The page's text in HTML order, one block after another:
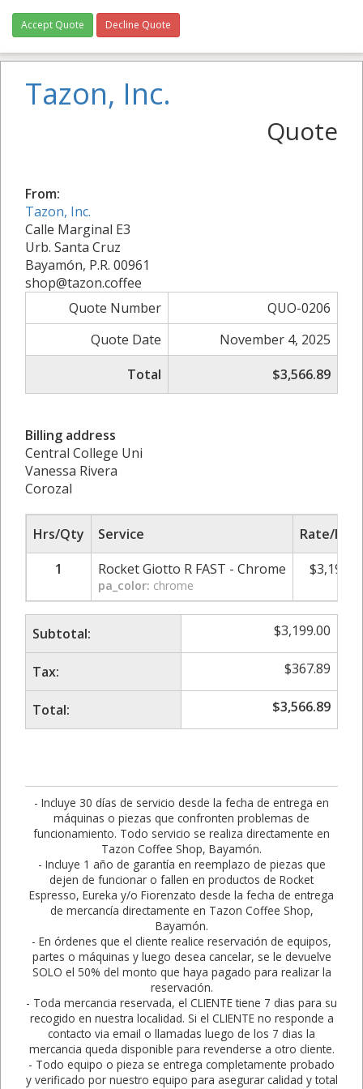
Accept Quote Decline Quote
Tazon, Inc.
Quote
From:
Tazon, Inc.
Calle Marginal E3
Urb. Santa Cruz
Bayamón, P.R. 00961
shop@tazon.coffee
Quote Number
QUO-0206
Quote Date
November 4, 2025
Total
$3,566.89
Billing address
Central College Uni
Vanessa Rivera
Corozal
Hrs/Qty Service
Rate/
1
Rocket Giotto R FAST - Chrome
pa_color: chrome
$
Subtotal: $3,199.00
Tax: $367.89
Total: $3,566.89
- Incluye 30 días de servicio desde la fecha de entrega en
máquinas o piezas que confronten problemas de
funcionamiento. Todo servicio se realiza directamente en
Tazon Coffee Shop, Bayamón.
- Incluye 1 año de garantía en reemplazo de piezas que
dejen de funcionar o fallen en productos de Rocket
Espresso, Eureka y/o Fiorenzato desde la fecha de entrega
de mercancía directamente en Tazon Coffee Shop,
Bayamón.
- En órdenes que el cliente realice reservación de equipos,
partes o máquinas y luego desea cancelar, se le devuelve
SOLO el 50% del monto que haya pagado para realizar la
reservación.
- Toda mercancia reservada, el CLIENTE tiene 7 dias para su
recogido en nuestra localidad. Si el CLIENTE no responde a
contacto via email o llamadas luego de los 7 dias la
mercancia queda disponible para revenderse a otro cliente.
- Todo equipo o pieza se entrega completamente probado
y verificado por nuestro equipo para asegurar calidad y total